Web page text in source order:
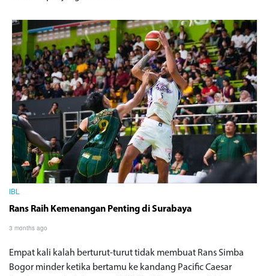
IBL
Rans Raih Kemenangan Penting di Surabaya
3 months ago
Empat kali kalah berturut-turut tidak membuat Rans Simba
Bogor minder ketika bertamu ke kandang Pacific Caesar